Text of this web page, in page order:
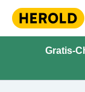
Gratis-